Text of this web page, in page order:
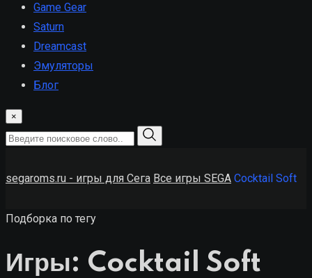
Game Gear
Saturn
Dreamcast
Эмуляторы
Блог
×
segaroms.ru - игры для Сега Все игры SEGA Cocktail Soft
Подборка по тегу
Игры: Cocktail Soft